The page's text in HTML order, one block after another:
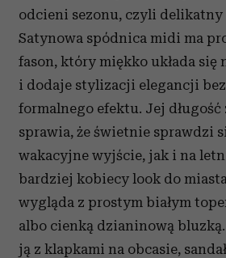
odcieni sezonu, czyli delikatny
Satynowa spódnica midi ma
fason, który miękko układa się
i dodaje stylizacji elegancji
formalnego efektu. Jej długość
sprawia, że świetnie sprawdzi
wakacyjne wyjście, jak i na
bardziej kobiecy look do
wygląda z prostym białym
albo cienką dzianinową
ją z klapkami na obcasie,